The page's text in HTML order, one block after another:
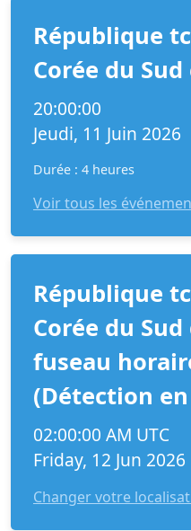
République
Corée du
20:00:00
Jeudi, 11 Juin 2026
Durée : 4 heures
Voir tous les
République
Corée du
fuseau
(Détection
02:00:00 AM UTC
Friday, 12 Jun 2026
Changer votre